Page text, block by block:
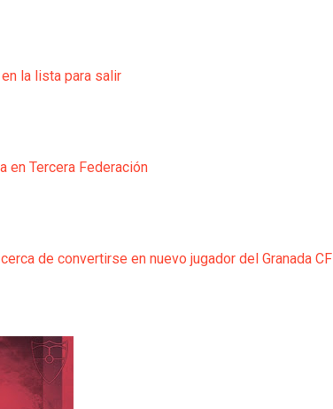
la lista para salir
en Tercera Federación
de convertirse en nuevo jugador del Granada CF